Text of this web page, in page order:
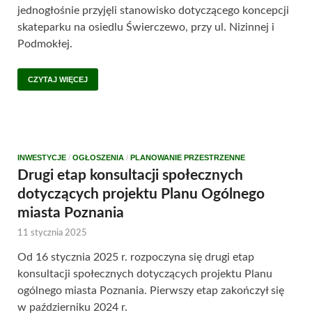
jednogłośnie przyjęli stanowisko dotyczącego koncepcji
skateparku na osiedlu Świerczewo, przy ul. Nizinnej i
Podmokłej.
CZYTAJ WIĘCEJ
INWESTYCJE / OGŁOSZENIA / PLANOWANIE PRZESTRZENNE
Drugi etap konsultacji społecznych
dotyczących projektu Planu Ogólnego
miasta Poznania
11 stycznia 2025
Od 16 stycznia 2025 r. rozpoczyna się drugi etap
konsultacji społecznych dotyczących projektu Planu
ogólnego miasta Poznania. Pierwszy etap zakończył się
w październiku 2024 r.